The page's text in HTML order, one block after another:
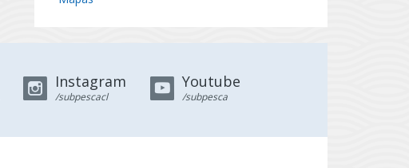
Instagram
/subpescacl
Youtube
/subpesca